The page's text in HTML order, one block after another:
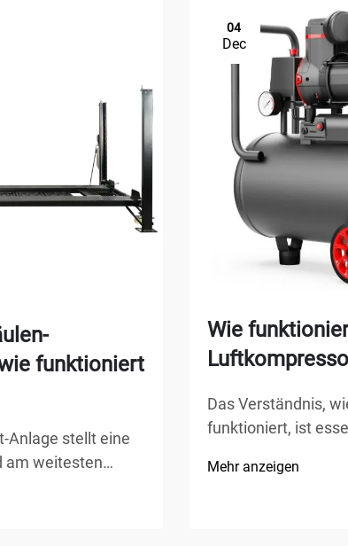
funktioniert
Anlage stellt eine
am weitesten
und
04
Dec
Wie
Das Verständnis,
funktioniert, ist
Bauwesen oder bei
Mehr anzeigen